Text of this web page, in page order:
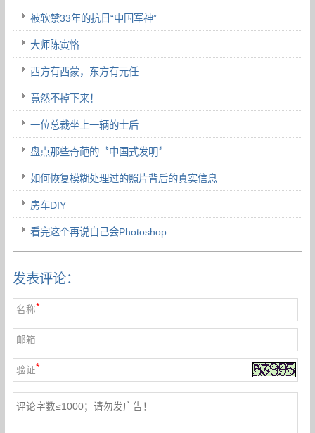
被软禁33年的抗日“中国军神”
大师陈寅恪
西方有西蒙，东方有元任
竟然不掉下来！
一位总裁坐上一辆的士后
盘点那些奇葩的〝中国式发明〞
如何恢复模糊处理过的照片背后的真实信息
房车DIY
看完这个再说自己会Photoshop
发表评论：
名称*
邮箱
验证*